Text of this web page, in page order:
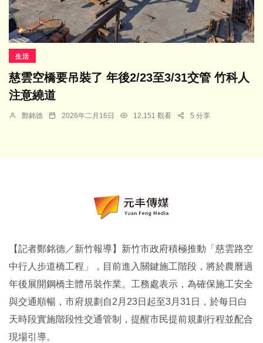
生活
慈雲空橋要吊裝了 年後2/23至3/31交管 竹科人
注意繞道
鄭銘德 2026年二月16日 12,151 觀看 5 分享
【記者鄭銘德／新竹報導】新竹市政府積極推動「慈雲路空
中行人步道橋工程」，目前進入關鍵施工階段，將於農曆過
年後展開鋼橋主體吊裝作業。工務處表示，為確保施工安全
與交通順暢，市府規劃自2月23日起至3月31日，於每日白
天時段實施階段性交通管制，提醒市民提前規劃行程並配合
現場引導。